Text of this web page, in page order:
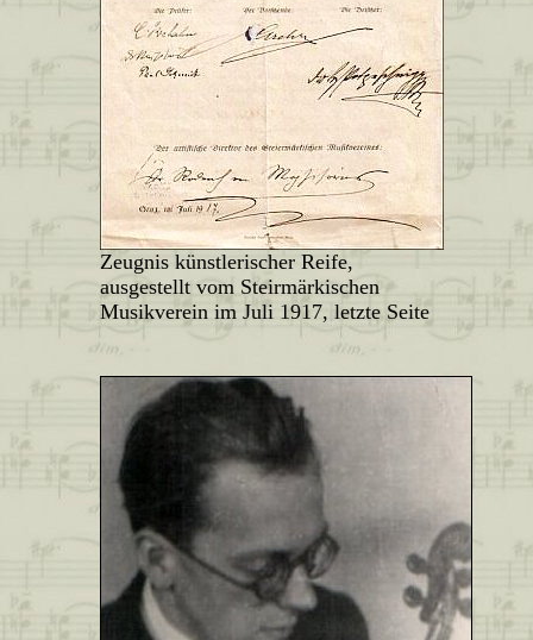
Zeugnis künstlerischer Reife,
ausgestellt vom Steirmärkischen
Musikverein im Juli 1917, letzte Seite